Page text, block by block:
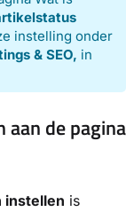
instelling onder
& SEO, in
de pagina
instellen is